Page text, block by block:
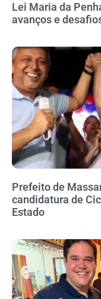
Lei Maria da
avanços e
Prefeito de
candidatura de
Estado